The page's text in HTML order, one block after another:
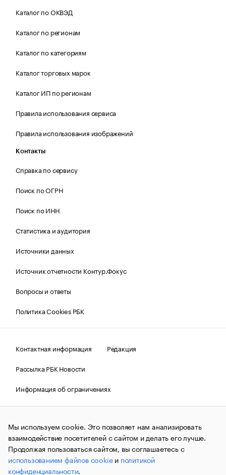
Каталог по ОКВЭД
Каталог по регионам
Каталог по категориям
Каталог торговых марок
Каталог ИП по регионам
Правила использования сервиса
Правила использования изображений
Контакты
Справка по сервису
Поиск по ОГРН
Поиск по ИНН
Статистика и аудитория
Источники данных
Источник отчетности Контур.Фокус
Вопросы и ответы
Политика Cookies РБК
Контактная информация
Редакция
Рассылка РБК Новости
Информация об ограничениях
Правовая информация
О соблюдении авторских прав
© АО «РОСБИЗНЕСКОНСАЛТИНГ»,1995–2026.Сообщения
и материалы информационного агентства «РБК»
(зарегистрировано Федеральной службой по надзору в сфере
связи, информационных технологий и массовых
коммуникаций (Роскомнадзор) 09.12.2015 за номером ИА
№ФС77-63848) сопровождаются пометкой «РБК». Отдельные
Мы используем cookie. Это позволяет нам анализировать
взаимодействие посетителей с сайтом и делать его лучше.
Продолжая пользоваться сайтом, вы соглашаетесь с
использованием файлов cookieи политикой
конфиденциальности.